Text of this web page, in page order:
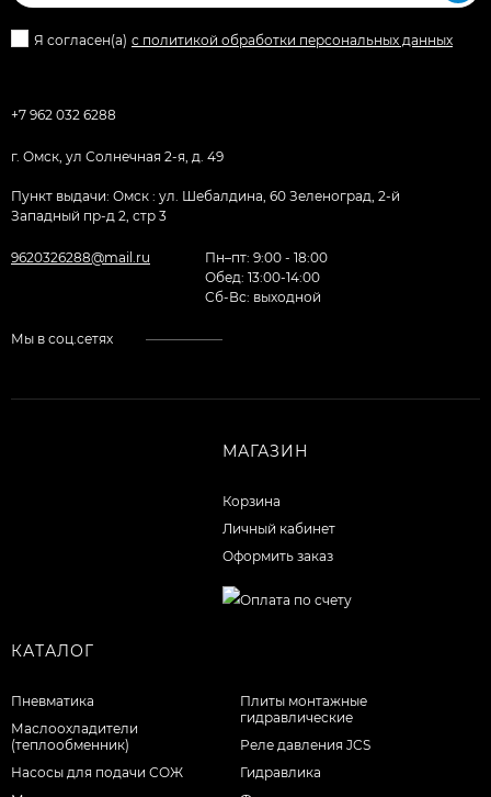
Я согласен(a) с политикой обработки персональных данных
+7 962 032 6288
г. Омск, ул Солнечная 2-я, д. 49
Пункт выдачи: Омск : ул. Шебалдина, 60 Зеленоград, 2-й
Западный пр-д 2, стр 3
9620326288@mail.ru
Пн–пт: 9:00 - 18:00
Обед: 13:00-14:00
Cб-Вс: выходной
Мы в соц.сетях
МАГАЗИН
Корзина
Личный кабинет
Оформить заказ
КАТАЛОГ
Пневматика
Маслоохладители
(теплообменник)
Насосы для подачи СОЖ
Плиты монтажные
гидравлические
Реле давления JCS
Гидравлика